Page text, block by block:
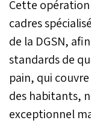
Cette
cadres
de la DGSN,
standards de
pain, qui
des habitants,
exceptionnel